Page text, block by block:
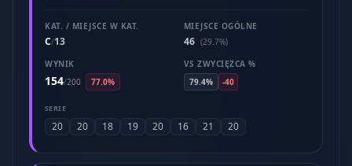
KAT. / MIEJSCE W KAT.
C/13
MIEJSCE OGÓLNE
46 (29.7%)
WYNIK
154/200 77.0%
VS ZWYCIĘZCA %
79.4%
-40
SERIE
20 20 18 19 20 16 21 20